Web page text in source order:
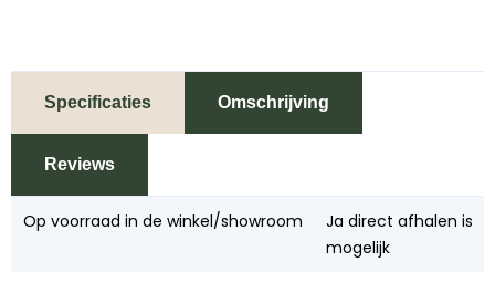
Specificaties Omschrijving
Reviews
Op voorraad in de winkel/showroom
Ja direct afhalen is
mogelijk